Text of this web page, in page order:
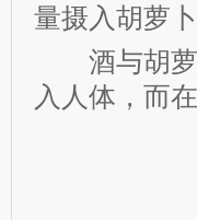
量摄入胡萝
酒与胡萝
入人体，而